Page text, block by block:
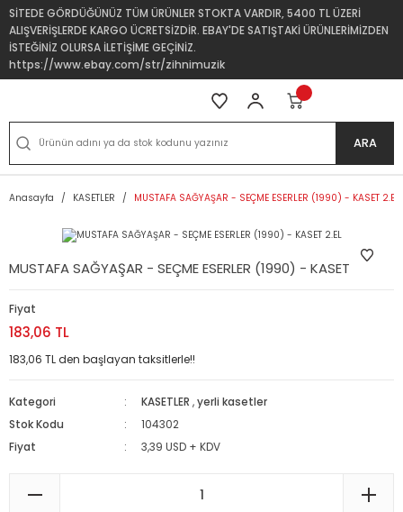
SİTEDE GÖRDÜĞÜNÜZ TÜM ÜRÜNLER STOKTA VARDIR, 5400 TL ÜZERİ
ALIŞVERİŞLERDE KARGO ÜCRETSİZDİR. EBAY'DE SATIŞTAKİ ÜRÜNLERİMİZDEN
İSTEĞİNİZ OLURSA İLETİŞİME GEÇİNİZ.
https://www.ebay.com/str/zihnimuzik
ARA
Anasayfa KASETLER MUSTAFA SAĞYAŞAR - SEÇME ESERLER (1990) - KASET 2.EL
MUSTAFA SAĞYAŞAR - SEÇME ESERLER (1990) - KASET 2.EL
Fiyat
183,06 TL
183,06 TL den başlayan taksitlerle!!
Kategori KASETLER ,yerli kasetler
Stok Kodu
104302
Fiyat
3,39 USD + KDV